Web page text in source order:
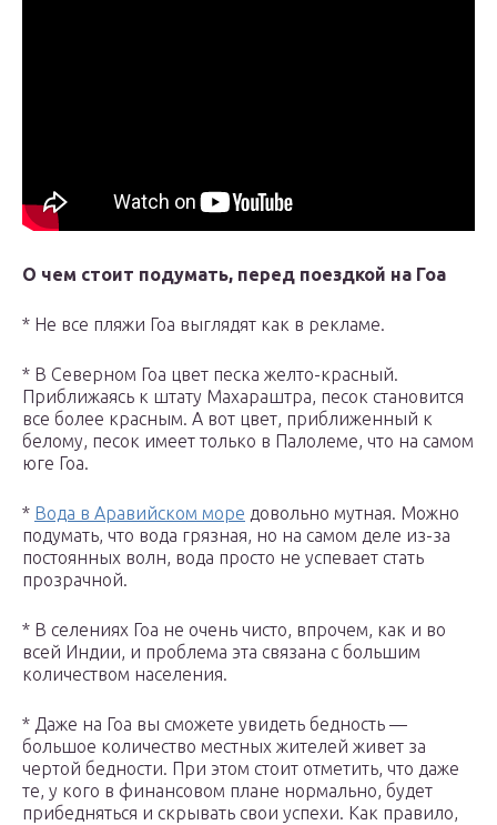
О чем стоит подумать, перед поездкой на Гоа
* Не все пляжи Гоа выглядят как в рекламе.
* В Северном Гоа цвет песка желто-красный.
Приближаясь к штату Махараштра, песок становится
все более красным. А вот цвет, приближенный к
белому, песок имеет только в Палолеме, что на самом
юге Гоа.
* Вода в Аравийском море довольно мутная. Можно
подумать, что вода грязная, но на самом деле из-за
постоянных волн, вода просто не успевает стать
прозрачной.
* В селениях Гоа не очень чисто, впрочем, как и во
всей Индии, и проблема эта связана с большим
количеством населения.
* Даже на Гоа вы сможете увидеть бедность —
большое количество местных жителей живет за
чертой бедности. При этом стоит отметить, что даже
те, у кого в финансовом плане нормально, будет
прибедняться и скрывать свои успехи. Как правило,